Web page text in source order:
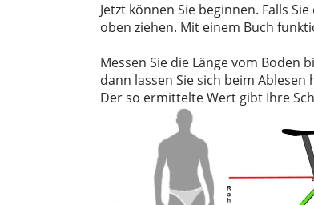
Jetzt können Sie beginnen. Falls
oben ziehen. Mit einem Buch
Messen Sie die Länge vom Boden
dann lassen Sie sich beim Ablesen
Der so ermittelte Wert gibt Ihre